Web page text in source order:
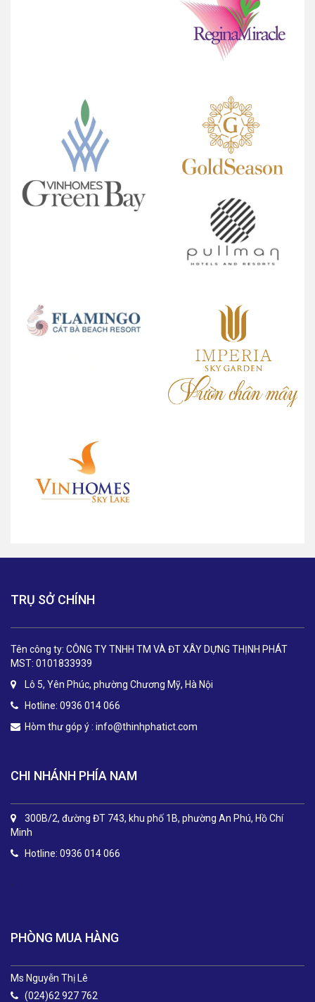
TRỤ SỞ CHÍNH
Tên công ty: CÔNG TY TNHH TM VÀ ĐT XÂY DỰNG THỊNH PHÁT
MST: 0101833939
Lô 5, Yên Phúc, phường Chương Mỹ, Hà Nội
Hotline: 0936 014 066
Hòm thư góp ý : info@thinhphatict.com
CHI NHÁNH PHÍA NAM
300B/2, đường ĐT 743, khu phố 1B, phường An Phú, Hồ Chí
Minh
Hotline: 0936 014 066
PHÒNG MUA HÀNG
Ms Nguyễn Thị Lê
(024)62 927 762